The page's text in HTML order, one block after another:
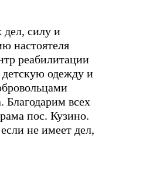
дел, силу и
настоятеля
реабилитации
детскую одежду и
всех
пос. Кузино.
не имеет дел,